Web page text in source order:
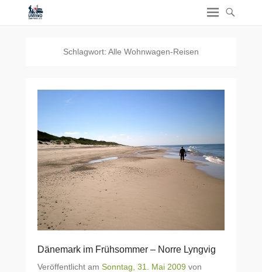
Schlagwort: Alle Wohnwagen-Reisen
Dänemark im Frühsommer – Norre Lyngvig
Veröffentlicht am Sonntag, 31. Mai 2009 von